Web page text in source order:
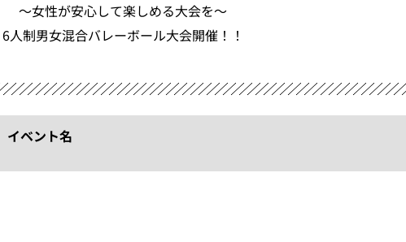
〜女性が安心して楽しめる大会を〜
6人制男女混合バレーボール大会開催！！
イベント名